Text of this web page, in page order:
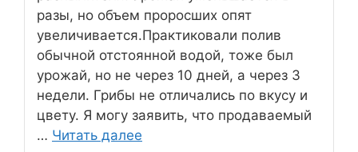
разы, но объем проросших опят
увеличивается.Практиковали полив
обычной отстоянной водой, тоже был
урожай, но не через 10 дней, а через 3
недели. Грибы не отличались по вкусу и
цвету. Я могу заявить, что продаваемый
… Читать далее